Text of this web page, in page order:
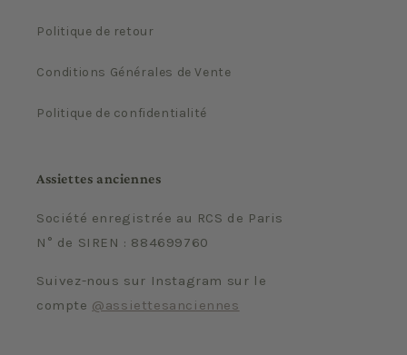
Politique de retour
Conditions Générales de Vente
Politique de confidentialité
Assiettes anciennes
Société enregistrée au RCS de Paris
N° de SIREN : 884699760
Suivez-nous sur Instagram sur le
compte @assiettesanciennes